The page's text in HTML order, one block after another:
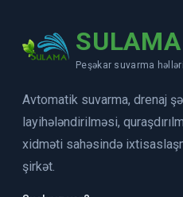
Peşəkar suvarma həlləri
Avtomatik suvarma, drenaj
layihələndirilməsi,
xidməti sahəsində
şirkət.